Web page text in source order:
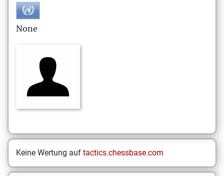
None
Keine Wertung auf tactics.chessbase.com